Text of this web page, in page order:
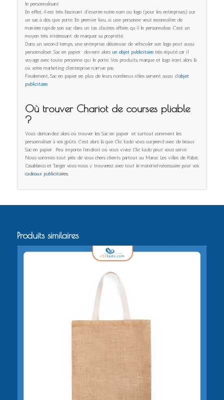
le personnalisant.
En effet, il est très fascinant d’inscrire notre nom ou logo (pour les entreprises) sur
un sac à dos que porte. En premier lieu, si une personne veut reconnaître de
manière rapide son sac dans un tas d’autres affaire, qu’il le personnalise. C’est un
moyen très intéressant de marquer sa propriété.
Dans un second temps, une entreprise désireuse de véhiculer son logo peut aussi
personnaliser. Sac en papier devient alors un objet publicitairetrès réputé car il
voyage avec toute personne qui le porte. Vos produits, marque et logo iront alors là
où votre marketing d’entreprise n’arrive pas.
Finalement, Sac en papier en plus de leurs nombreux rôles servent aussi d’objet
publicitaire.
Où trouver Chariot de courses pliable
?
Vous demandez alors où trouver les Sac en papier et surtout comment les
personnaliser à vos goûts. C’est alors là que Clic kado vous surprend avec de beaux
Sac en papier . Peu importe l’endroit où vous vivez Clic kado peut vous servir.
Nous sommes tout près de vous chers clients partout au Maroc. Les villes de Rabat,
Casablanca et Tanger vous nous y trouverez avec tout le matériel nécessaire pour vos
cadeaux publicitaires.
Produits similaires